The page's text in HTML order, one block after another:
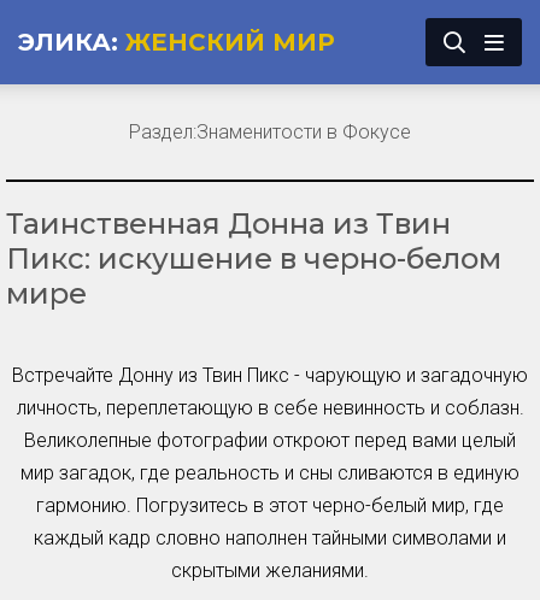
ЭЛИКА: ЖЕНСКИЙ МИР
Таинственная Донна из Твин
Пикс: искушение в черно-белом
мире
Встречайте Донну из Твин Пикс - чарующую и загадочную
личность, переплетающую в себе невинность и соблазн.
Великолепные фотографии откроют перед вами целый
мир загадок, где реальность и сны сливаются в единую
гармонию. Погрузитесь в этот черно-белый мир, где
каждый кадр словно наполнен тайными символами и
скрытыми желаниями.
Раздел:Знаменитости в Фокусе